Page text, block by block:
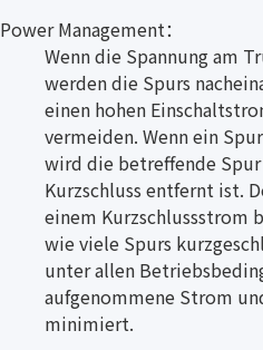
Power Management：
Wenn die Spannung am
werden die Spurs
einen hohen
vermeiden. Wenn ein
wird die betreffende
Kurzschluss entfernt ist.
einem Kurzschlussstrom
wie viele Spurs
unter allen
aufgenommene Strom
minimiert.